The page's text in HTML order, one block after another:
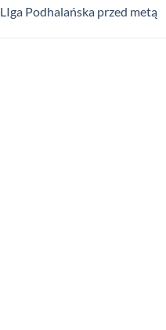
LIga Podhalańska przed metą